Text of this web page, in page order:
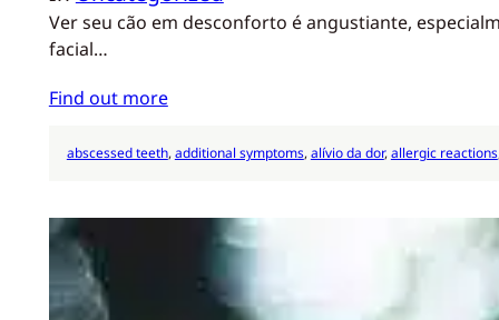
Ver seu cão em desconforto é angustiante,
facial…
Find out more
abscessed teeth, additional symptoms, alívio da dor, allergic reactions